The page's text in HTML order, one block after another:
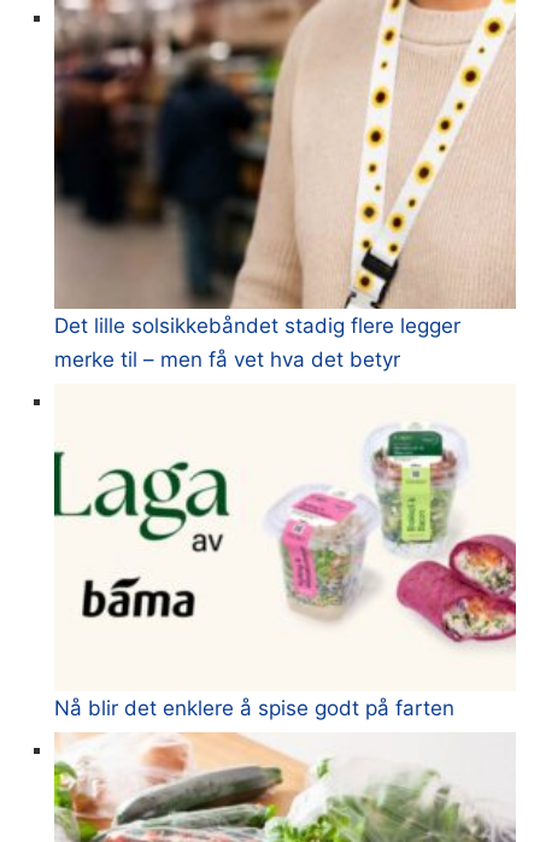
Det lille solsikkebåndet stadig flere legger
merke til – men få vet hva det betyr
Nå blir det enklere å spise godt på farten